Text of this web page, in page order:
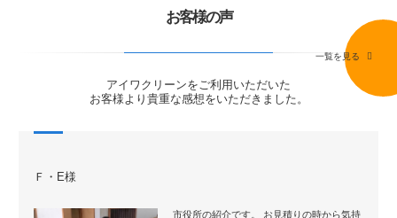
お客様の声
アイワクリーンをご利用いただいた
お客様より貴重な感想をいただきました。
一覧を見る
Ｆ・E様
市役所の紹介です。 お見積りの時から気持